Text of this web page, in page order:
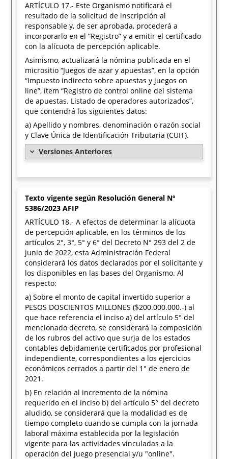
ARTÍCULO 17.- Este Organismo notificará el
resultado de la solicitud de inscripción al
responsable y, de ser aprobada, procederá a
incorporarlo en el “Registro” y a emitir el certificado
con la alícuota de percepción aplicable.
Asimismo, actualizará la nómina publicada en el
micrositio “Juegos de azar y apuestas”, en la opción
“Impuesto indirecto sobre apuestas y juegos on
line”, ítem “Registro de control online del sistema
de apuestas. Listado de operadores autorizados”,
que contendrá los siguientes datos:
a) Apellido y nombres, denominación o razón social
y Clave Única de Identificación Tributaria (CUIT).
Versiones Anteriores
Texto vigente según Resolución General Nº
5386/2023 AFIP
ARTÍCULO 18.- A efectos de determinar la alícuota
de percepción aplicable, en los términos de los
artículos 2°, 3°, 5° y 6° del Decreto N° 293 del 2 de
junio de 2022, esta Administración Federal
considerará los datos declarados por el solicitante y
los disponibles en las bases del Organismo. Al
respecto:
a) Sobre el monto de capital invertido superior a
PESOS DOSCIENTOS MILLONES ($200.000.000.-) al
que hace referencia el inciso a) del artículo 5° del
mencionado decreto, se considerará la composición
de los rubros del activo que surja de los estados
contables debidamente certificados por profesional
independiente, correspondientes a los ejercicios
económicos cerrados a partir del 1° de enero de
2021.
b) En relación al incremento de la nómina
requerido en el inciso b) del artículo 5° del decreto
aludido, se considerará que la modalidad es de
tiempo completo cuando se cumpla con la jornada
laboral máxima establecida por la legislación
vigente para las actividades vinculadas a la
operación del juego presencial y/u "online".